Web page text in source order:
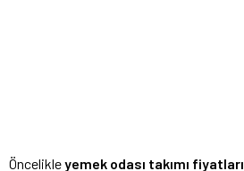
Öncelikleyemek odası takımı fiyatları